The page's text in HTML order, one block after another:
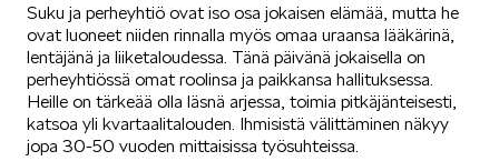
KAMIQ
Suku ja perheyhtiö ovat iso osa jokaisen elämää, mutta he
ovat luoneet niiden rinnalla myös omaa uraansa lääkärinä,
lentäjänä ja liiketaloudessa. Tänä päivänä jokaisella on
perheyhtiössä omat roolinsa ja paikkansa hallituksessa.
Heille on tärkeää olla läsnä arjessa, toimia pitkäjänteisesti,
katsoa yli kvartaalitalouden. Ihmisistä välittäminen näkyy
jopa 30-50 vuoden mittaisissa työsuhteissa.